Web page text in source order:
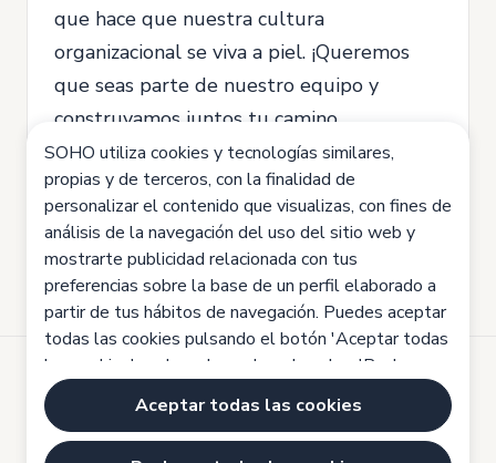
que hace que nuestra cultura
organizacional se viva a piel. ¡Queremos
que seas parte de nuestro equipo y
construyamos juntos tu camino
profesional!
¡Te esperamos!
Desarrollado por
Aviso legal
SOHO utiliza cookies y tecnologías similares,
propias y de terceros, con la finalidad de
personalizar el contenido que visualizas, con fines de
análisis de la navegación del uso del sitio web y
mostrarte publicidad relacionada con tus
preferencias sobre la base de un perfil elaborado a
partir de tus hábitos de navegación. Puedes aceptar
todas las cookies pulsando el botón 'Aceptar todas
las cookies', rechazarlas pulsando sobre 'Rechazar
todas las cookies' o configurarlas haciendo clic en
'Configuración de cookies'. Haz clic aquí para saber
más:Política de cookies
Aceptar todas las cookies